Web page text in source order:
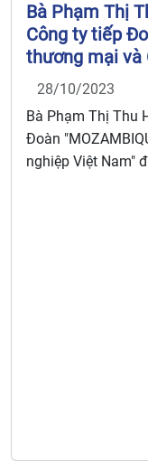
Bà Phạm Thị
Công ty tiếp
thương mại và
thăm và làm
28/10/2023
Bà Phạm Thị Thu
Đoàn
nghiệp Việt Nam"